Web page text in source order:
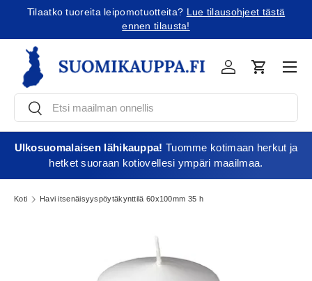
Tilaatko tuoreita leipomotuotteita? Lue tilausohjeet tästä
ennen tilausta!
EtsiEtsi
KirjauduOstoskori
Ulkosuomalaisen lähikauppa! Tuomme kotimaan herkut ja
hetket suoraan kotiovellesi ympäri maailmaa.
Koti Havi itsenäisyyspöytäkynttilä 60x100mm 35 h